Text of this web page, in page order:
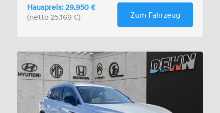
Hauspreis: 29.950 €
(netto 25.169 €)
Zum Fahrzeug